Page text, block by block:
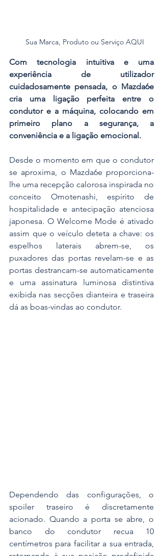
Sua Marca, Produto ou Serviço AQUI
Com tecnologia intuitiva e uma
experiência de utilizador
cuidadosamente pensada, o Mazda6e
cria uma ligação perfeita entre o
condutor e a máquina, colocando em
primeiro plano a segurança, a
conveniência e a ligação emocional.
Desde o momento em que o condutor
se aproxima, o Mazda6e proporciona-
lhe uma recepção calorosa inspirada no
conceito Omotenashi, espírito de
hospitalidade e antecipação atenciosa
japonesa. O Welcome Mode é ativado
assim que o veículo deteta a chave: os
espelhos laterais abrem-se, os
puxadores das portas revelam-se e as
portas destrancam-se automaticamente
e uma assinatura luminosa distintiva
exibida nas secções dianteira e traseira
dá as boas-vindas ao condutor.
Dependendo das configurações, o
spoiler traseiro é discretamente
acionado. Quando a porta se abre, o
banco do condutor recua 10
centímetros para facilitar a sua entrada,